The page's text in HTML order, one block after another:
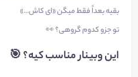
بقیه بعداً فقط میگن «ای کاش…»
تو جزو کدوم گروهی؟ 👀
این وبینار مناسب کیه؟ 🎯